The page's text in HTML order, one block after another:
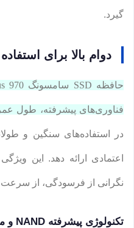
گیرد.
دوام بالا برای
فناوری‌های پیشرفته، طول عمر
در استفاده‌های سنگین و
اعتمادی ارائه دهد. این
نگرانی از فرسودگی، از سرعت
تکنولوژی پیشرفته NAND و مقاومت بالا